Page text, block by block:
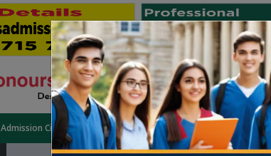
Admission Circular Public University Private University